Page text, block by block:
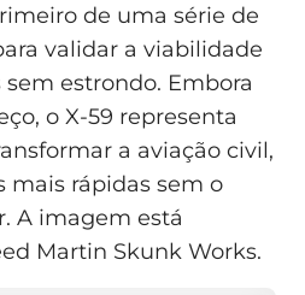
de uma série de
validar a viabilidade
estrondo. Embora
o X-59 representa
a aviação civil,
rápidas sem o
A imagem está
Martin Skunk Works.